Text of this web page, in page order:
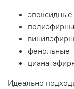
эпоксидные
фенольные
Идеально